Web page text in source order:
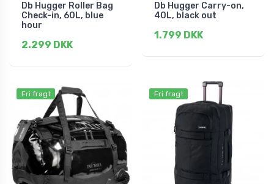
Db Hugger Roller Bag
Check-in, 60L, blue
hour
2.299 DKK
Db Hugger Carry-on,
40L, black out
1.799 DKK
Fri fragt Fri fragt